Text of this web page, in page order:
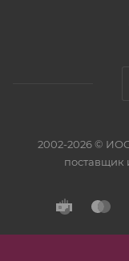
2002-2026 ©
поставщик